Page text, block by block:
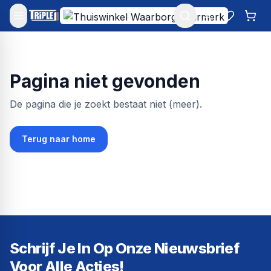
Mijn account
Pagina niet gevonden
De pagina die je zoekt bestaat niet (meer).
Terug naar home
Schrijf Je In Op Onze Nieuwsbrief
Voor Alle Acties!